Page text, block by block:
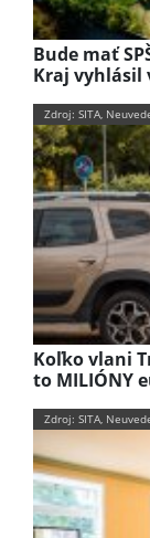
Bude mať
Kraj vyhlásil
Zdroj: SITA,
Koľko vlani
to MILIÓNY
Zdroj: SITA,